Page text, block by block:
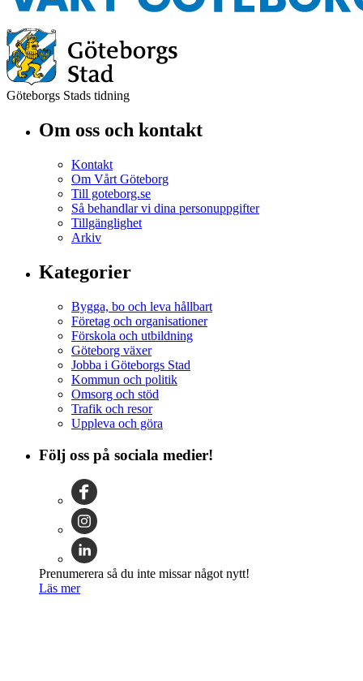
Göteborgs Stads tidning
Om oss och kontakt
Kontakt
Om Vårt Göteborg
Till goteborg.se
Så behandlar vi dina personuppgifter
Tillgänglighet
Arkiv
Kategorier
Bygga, bo och leva hållbart
Företag och organisationer
Förskola och utbildning
Göteborg växer
Jobba i Göteborgs Stad
Kommun och politik
Omsorg och stöd
Trafik och resor
Uppleva och göra
Följ oss på sociala medier!
Prenumerera så du inte missar något nytt!
Läs mer